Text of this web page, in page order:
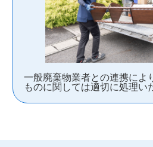
一般廃棄物業者との連携によ
ものに関しては適切に処理い